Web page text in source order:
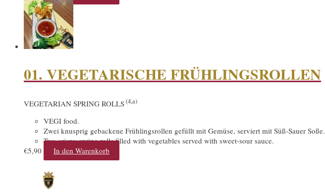
01. VEGETARISCHE FRÜHLINGSROLLEN
VEGETARIAN SPRING ROLLS(4,a)
VEGI food.
Zwei knusprig gebackene Frühlingsrollen gefüllt mit Gemüse, serviert mit Süß-Sauer Soße.
Two crispy spring rolls filled with vegetables served with sweet-sour sauce.
€5,90 In den Warenkorb